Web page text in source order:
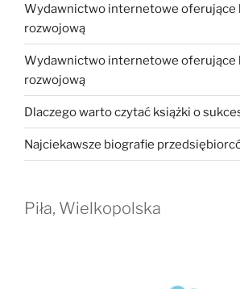
Wydawnictwo internetowe oferujące
rozwojową
Wydawnictwo internetowe oferujące
rozwojową
Dlaczego warto czytać książki o
Najciekawsze biografie
Piła, Wielkopolska